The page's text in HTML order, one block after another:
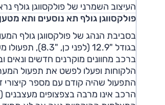
העיצוב השמרני של פולקסווגן גולף
פולקסווגן גולף תא נוסעים ותא מטען
בסביבת הנהג של פולקסווגן גולף
בגודל "12.9 (לפני כן, "8.3), תפעולו משופר והוא כולל ממשקי קישור לאפל ולאנדרואיד.
ברכב מחוונים מוקרנים חדשים ונאים
הלקוחות ופעלו לפשט את תפעול
התפעול שהיה קודם עם מספר קיצורי
הרכב אינו מרבה בצפצופים